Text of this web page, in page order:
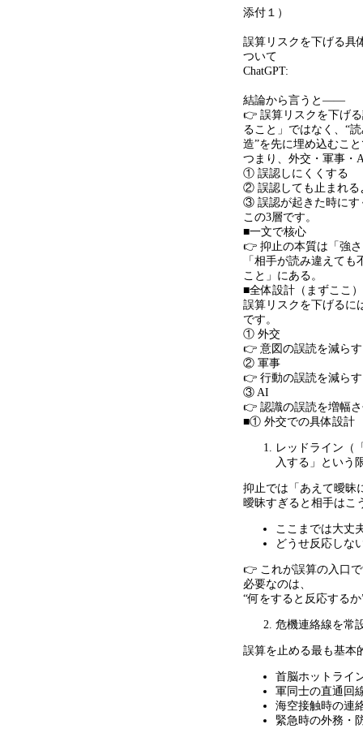
添付１）
誤算リスクを下げる具
ついて
ChatGPT:
結論から言うと ——
👉 誤算リスクを下げ
ること」ではなく、 “
造”を先に埋め込むこ
つまり、外交・軍事・
① 誤認しにくくする
② 誤認しても止まれる
③ 誤認が起きた時に
この3層です。
■一文で核心
👉 抑止の本質は「強
「相手が読み違えて
こと」にある。
■全体設計（まずここ）
誤算リスクを下げるに
です。
① 外交
👉 意図の誤読を減らす
② 軍事
👉 行動の誤読を減らす
③ AI
👉 認識の誤読を増幅
■① 外交での具体設計
レッドライン（
入する」という
抑止では「あえて曖昧
曖昧すぎると相手はこ
ここまでは大丈
どうせ反応しな
👉 これが誤算の入口
必要なのは、
“何をすると反応するか
危機連絡線を常
誤算を止める最も基本
首脳ホットライ
軍同士の直通回
海空接触時の連
緊急時の外務・